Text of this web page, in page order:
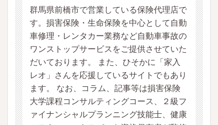
群馬県前橋市で営業している保険代理店で
す。損害保険・生命保険を中心として自動
車修理・レンタカー業務など自動車事故の
ワンストップサービスをご提供させていた
だいております。 また、ひそかに「家入
レオ」さんを応援しているサイトでもあり
ます。 なお、コラム、記事等は損害保険
大学課程コンサルティングコース、２級フ
ァイナンシャルプランニング技能士、健康